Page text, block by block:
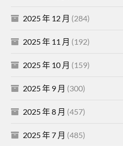
2025 年 12 月 (284)
2025 年 11 月 (192)
2025 年 10 月 (159)
2025 年 9 月 (300)
2025 年 8 月 (457)
2025 年 7 月 (485)